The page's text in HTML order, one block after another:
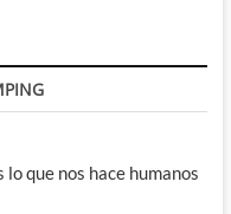
que nos hace humanos